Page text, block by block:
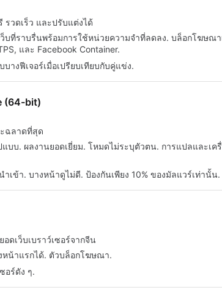
รวดเร็ว และปรับแต่งได้
ว็บที่ราบรื่นพร้อมการใช้หน่วยความจำที่ลดลง. บล็อกโฆษ
และ Facebook Container.
างฟีเจอร์เมื่อเปรียบเทียบกับคู่แข่ง.
(64-bit)
ะฉลาดที่สุด
บ. ผลงานยอดเยี่ยม. โหมดไม่ระบุตัวตน. การแปลและเ
เข้า. บางหน้าดูไม่ดี. ป้องกันเพียง 10% ของมัลแวร์เท่านั้น.
ดเว็บเบราว์เซอร์จากจีน
หน้าแรกได้. ตัวบล็อกโฆษณา.
อร์ดัง ๆ.